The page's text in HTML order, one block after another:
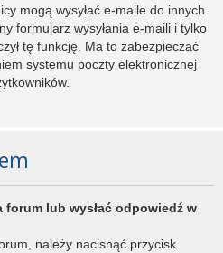
mogą wysyłać e-maile do innych
formularz wysyłania e-maili i tylko
tę funkcję. Ma to zabezpieczać
systemu poczty elektronicznej
lub wysłać odpowiedź w
należy nacisnąć przycisk